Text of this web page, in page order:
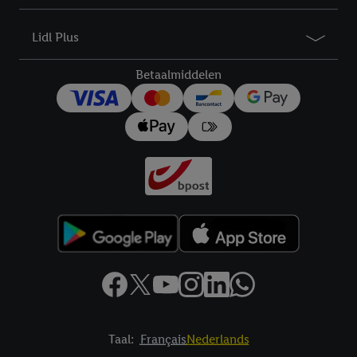
Lidl Plus
Betaalmiddelen
Taal: FrançaisNederlands
droit de révoquer votre consentement à tout moment avec effet
données .Vous trouverez les impressions ici.